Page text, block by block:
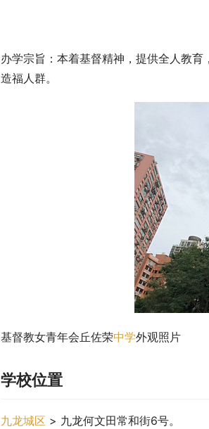
办学宗旨：本着基督精神，提供全人教
造福人群。
基督教女青年会丘佐荣中学外观照片
学校位置
九龙城区 > 九龙何文田常和街6号。